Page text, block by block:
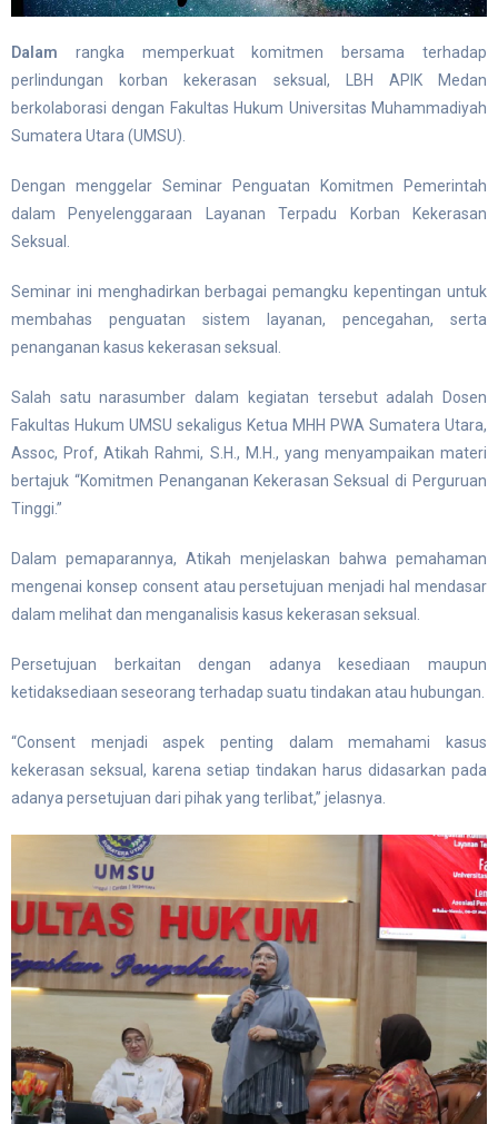
Dalam rangka memperkuat komitmen bersama terhadap
perlindungan korban kekerasan seksual, LBH APIK Medan
berkolaborasi dengan Fakultas Hukum Universitas Muhammadiyah
Sumatera Utara (UMSU).
Dengan menggelar Seminar Penguatan Komitmen Pemerintah
dalam Penyelenggaraan Layanan Terpadu Korban Kekerasan
Seksual.
Seminar ini menghadirkan berbagai pemangku kepentingan untuk
membahas penguatan sistem layanan, pencegahan, serta
penanganan kasus kekerasan seksual.
Salah satu narasumber dalam kegiatan tersebut adalah Dosen
Fakultas Hukum UMSU sekaligus Ketua MHH PWA Sumatera Utara,
Assoc, Prof, Atikah Rahmi, S.H., M.H., yang menyampaikan materi
bertajuk “Komitmen Penanganan Kekerasan Seksual di Perguruan
Tinggi.”
Dalam pemaparannya, Atikah menjelaskan bahwa pemahaman
mengenai konsep consent atau persetujuan menjadi hal mendasar
dalam melihat dan menganalisis kasus kekerasan seksual.
Persetujuan berkaitan dengan adanya kesediaan maupun
ketidaksediaan seseorang terhadap suatu tindakan atau hubungan.
“Consent menjadi aspek penting dalam memahami kasus
kekerasan seksual, karena setiap tindakan harus didasarkan pada
adanya persetujuan dari pihak yang terlibat,” jelasnya.